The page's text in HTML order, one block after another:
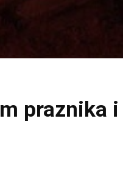
praznika i